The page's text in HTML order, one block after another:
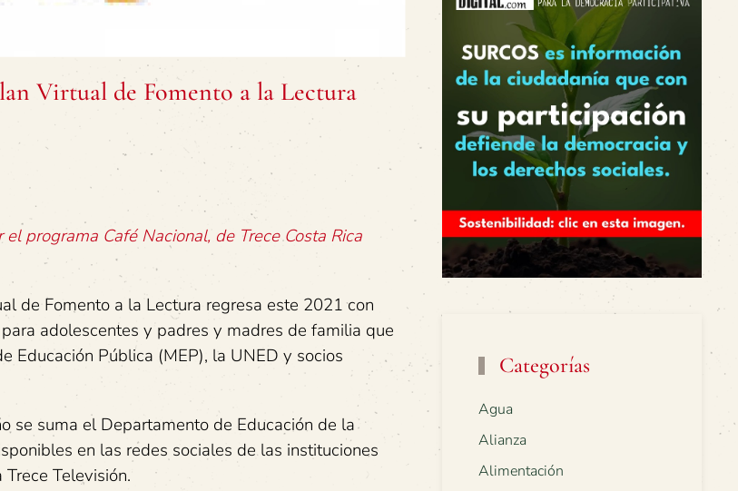
Virtual de Fomento a la Lectura
programa Café Nacional, de Trece Costa Rica
de Fomento a la Lectura regresa este 2021 con
adolescentes y padres y madres de familia que
Educación Pública (MEP), la UNED y socios
se suma el Departamento de Educación de la
en las redes sociales de las instituciones
Televisión.
Categorías
Agua
Alianza
Alimentación